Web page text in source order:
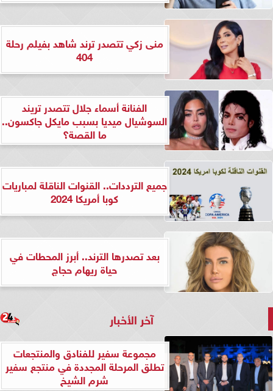
منى زكي تتصدر ترند شاهد بفيلم رحلة
404
الفنانة أسماء جلال تتصدر تريند
السوشيال ميديا بسبب مايكل جاكسون..
ما القصة؟
جميع الترددات.. القنوات الناقلة لمباريات
كوبا أمريكا 2024
بعد تصدرها الترند.. أبرز المحطات في
حياة ريهام حجاج
آخر الأخبار
مجموعة سفير للفنادق والمنتجعات
تطلق المرحلة المجددة في منتجع سفير
شرم الشيخ